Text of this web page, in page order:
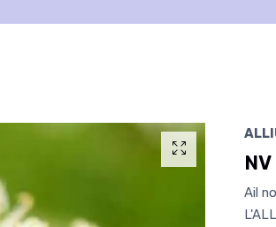
Ail